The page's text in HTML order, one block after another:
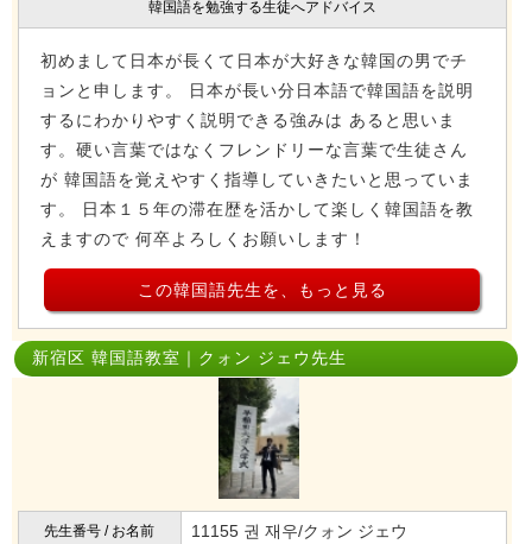
韓国語を勉強する生徒へアドバイス
初めまして日本が長くて日本が大好きな韓国の男でチ
ョンと申します。 日本が長い分日本語で韓国語を説明
するにわかりやすく説明できる強みは あると思いま
す。硬い言葉ではなくフレンドリーな言葉で生徒さん
が 韓国語を覚えやすく指導していきたいと思っていま
す。 日本１５年の滞在歴を活かして楽しく韓国語を教
えますので 何卒よろしくお願いします！
この韓国語先生を、もっと見る
新宿区 韓国語教室｜クォン ジェウ先生
先生番号 / お名前 11155 권 재우/クォン ジェウ